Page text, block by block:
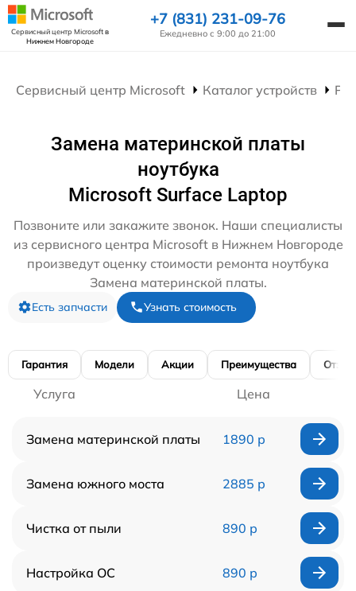
Сервисный центр Microsoftв
Нижнем Новгороде
+7 (831) 231-09-76
Ежедневно с 9:00 до 21:00
Сервисный центр Microsoft Каталог устройств
Замена материнской платы
ноутбука
Microsoft Surface Laptop
Позвоните или закажите звонок. Наши специалисты
из сервисного центра Microsoft в Нижнем Новгороде
произведут оценку стоимости ремонта ноутбука
Замена материнской платы.
Есть запчасти Узнать стоимость
Гарантия Модели Акции Преимущества
Услуга Цена
Замена материнской платы 1890 р
Замена южного моста 2885 р
Чистка от пыли 890 р
Настройка ОС 890 р